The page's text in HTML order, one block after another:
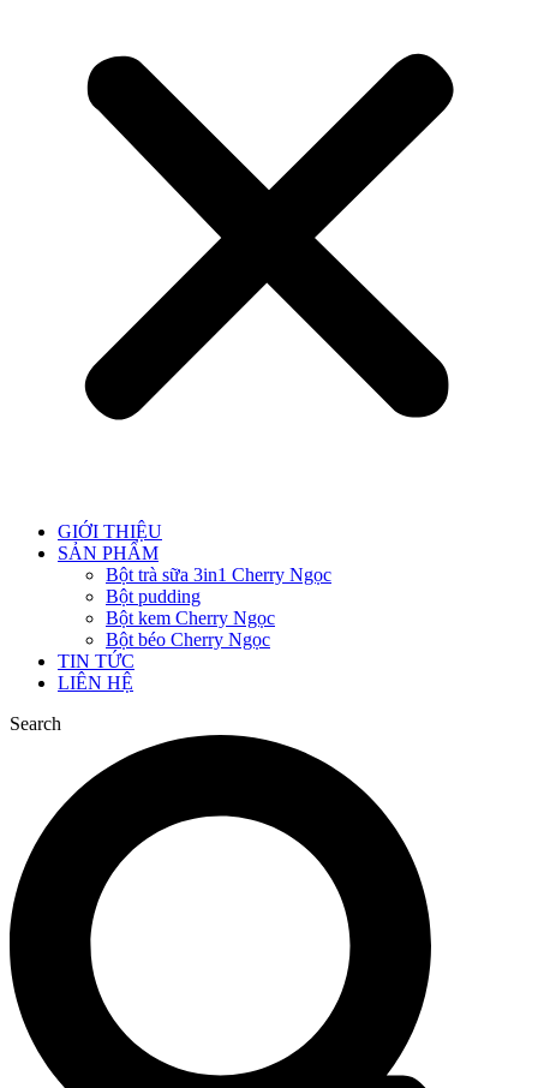
GIỚI THIỆU
SẢN PHẨM
Bột trà sữa 3in1 Cherry Ngọc
Bột pudding
Bột kem Cherry Ngọc
Bột béo Cherry Ngọc
TIN TỨC
LIÊN HỆ
Search